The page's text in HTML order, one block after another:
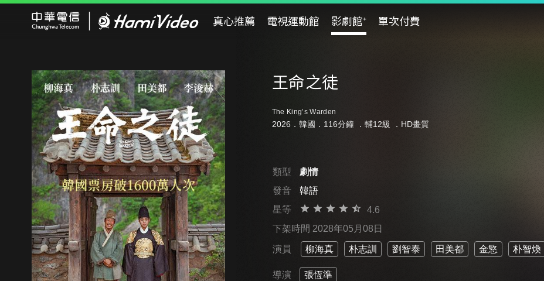
真心推薦 電視運動館 影劇館⁺ 單次付費
王命之徒
The King’s Warden
2026．韓國．116分鐘 ． 輔12級 ．HD畫質
類型
劇情
發音
韓語
星等
4.6
下架時間 2028年05月08日
演員 柳海真 朴志訓 劉智泰 田美都 金慜 朴智煥
導演 張恆準